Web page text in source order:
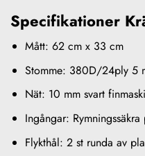
Specifikationer
Mått: 62 cm x 33 cm
Stomme: 380D/24ply 5
Nät: 10 mm svart
Ingångar:
Flykthål: 2 st runda av